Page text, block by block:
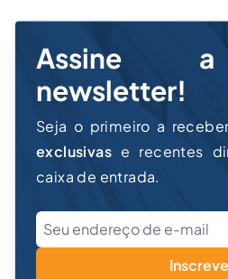
Assine
newsletter!
Seja o primeiro a
exclusivas e recentes
caixa de entrada.